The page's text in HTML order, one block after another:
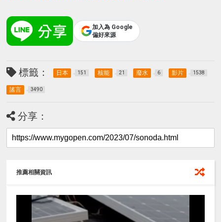
加入為 Google
偏好來源
標籤： 日本 151 核能 21 廢水 6 影片 1538
謠言 3490
分享：
推薦相關資訊